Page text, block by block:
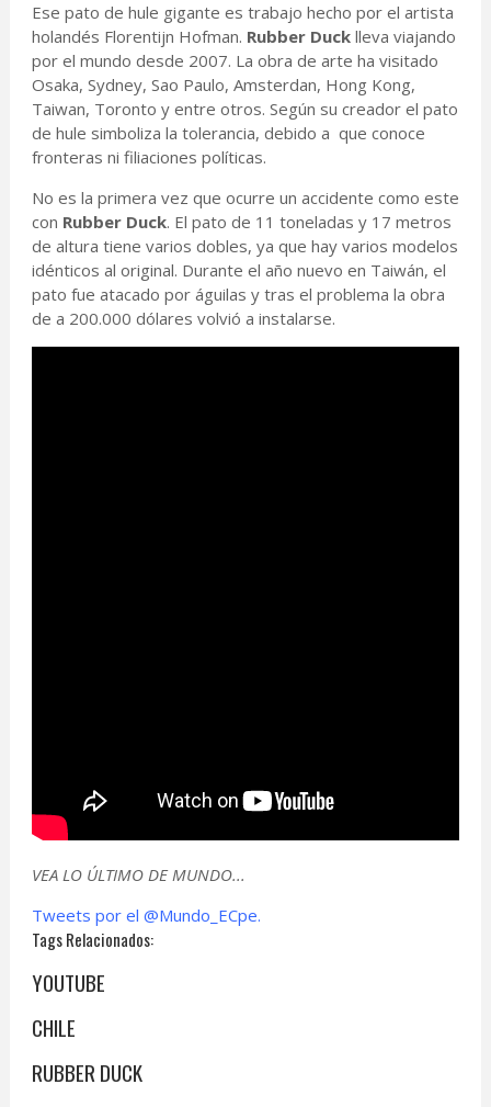
Ese pato de hule gigante es trabajo hecho por el artista
holandés Florentijn Hofman. Rubber Ducklleva viajando
por el mundo desde 2007. La obra de arte ha visitado
Osaka, Sydney, Sao Paulo, Amsterdan, Hong Kong,
Taiwan, Toronto y entre otros. Según su creador el pato
de hule simboliza la tolerancia, debido a que conoce
fronteras ni filiaciones políticas.
No es la primera vez que ocurre un accidente como este
con Rubber Duck. El pato de 11 toneladas y 17 metros
de altura tiene varios dobles, ya que hay varios modelos
idénticos al original. Durante el año nuevo en Taiwán, el
pato fue atacado por águilas y tras el problema la obra
de a 200.000 dólares volvió a instalarse.
VEA LO ÚLTIMO DE MUNDO...
Tweets por el @Mundo_ECpe.
Tags Relacionados:
YOUTUBE
CHILE
RUBBER DUCK